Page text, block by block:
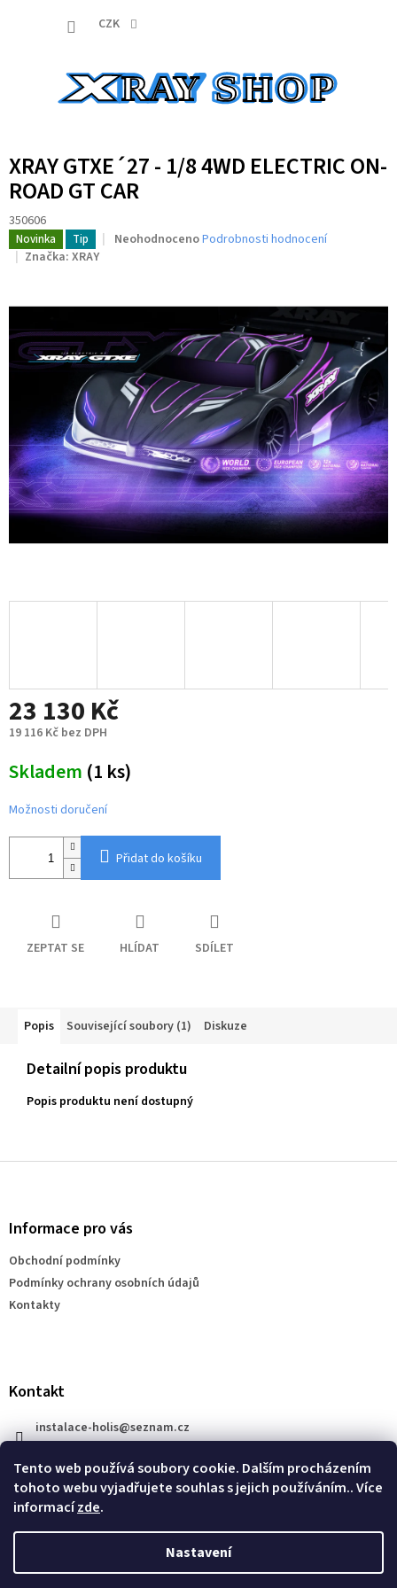
Tento web používá soubory cookie. Dalším procházením
tohoto webu vyjadřujete souhlas s jejich používáním.. Více
informacízde.
Nastavení
CZK
XRAY GTXE´27 - 1/8 4WD ELECTRIC ON-
ROAD GT CAR
350606
Novinka Tip
Průměrné
0,0
5
hvězdiček.
NeohodnocenoPodrobnosti hodnocení
Značka: XRAY
23 130 Kč
19 116 Kč bez DPH
cena:
Skladem (1 ks)
Možnosti doručení
Přidat do košíku
ZEPTAT SE HLÍDAT SDÍLET
Popis Související soubory (1) Diskuze
Detailní popis produktu
Popis produktu není dostupný
Z
Informace pro vás
Obchodní podmínky
Podmínky ochrany osobních údajů
Kontakty
Kontakt
instalace-holis@seznam.cz
Vytvořil Shoptet